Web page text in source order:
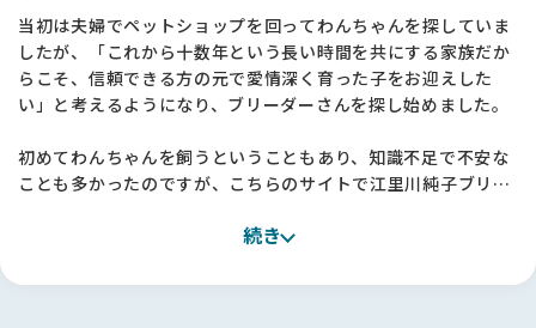
当初は夫婦でペットショップを回ってわんちゃんを探していま
したが、「これから十数年という長い時間を共にする家族だか
らこそ、信頼できる方の元で愛情深く育った子をお迎えした
い」と考えるようになり、ブリーダーさんを探し始めました。
初めてわんちゃんを飼うということもあり、知識不足で不安な
ことも多かったのですが、こちらのサイトで江里川純子ブリー
っかりと汲み取ってくださり、「江里川さんの元で育った子な
続き